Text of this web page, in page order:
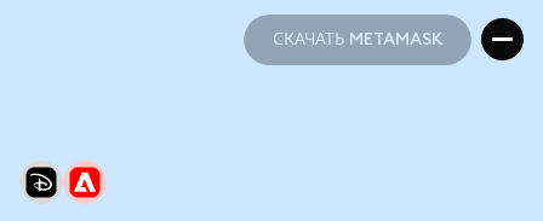
СКАЧАТЬ METAMASK